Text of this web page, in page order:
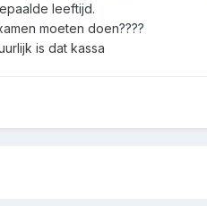
leeftijd.
moeten doen????
is dat kassa